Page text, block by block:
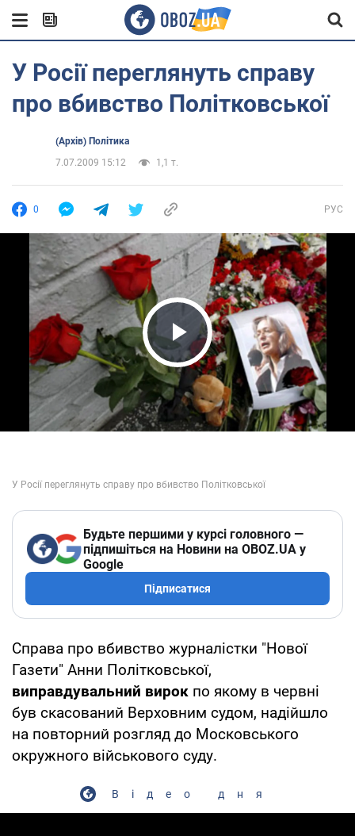
У Росії переглянуть справу
про вбивство Політковської
(Архів) Політика
7.07.2009 15:12
1,1 т.
0 РУС
Play Video
Будьте першими у курсі головного —
підпишіться на Новини на OBOZ.UA у
Google
Підписатися
Справа про вбивство журналістки "Нової
Газети" Анни Політковської,
виправдувальний вирок по якому в червні
був скасований Верховним судом, надійшло
на повторний розгляд до Московського
окружного військового суду.
Відео дня